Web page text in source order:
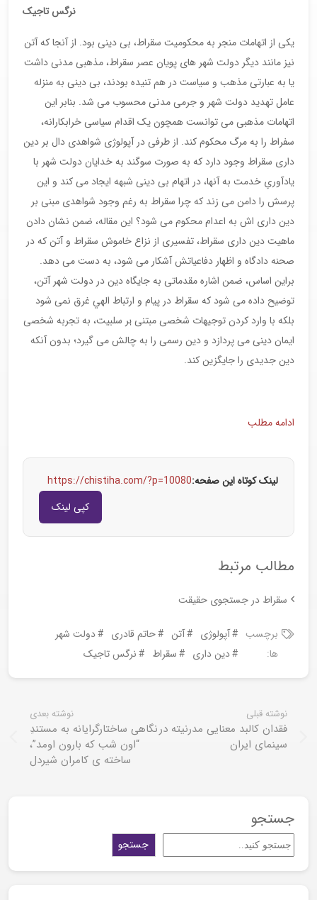
نرگس تاجیک
یکی از اتهامات منجر به محکومیت سقراط، بی دینی بود. از آنجا که آتن
نیز مانند دیگر دولت شهر های پویان عصر سقراط، مذهبی مدنی داشت
یا به عبارتی مذهب و سیاست در هم تنیده بودند، بی دینی به منزله
عامل تهدید دولت شهر و جرمی مدنی محسوب می شد. بنابر این
اتهامات مذهبی می توانست همچون یک اقدام سیاسی خرابکارانه،
سفراط را به مرگ محکوم کند. از طرفی در آپولوژی شواهدی دال بر دین
داری سقراط وجود دارد که به صورت سوگند به خدایان دولت شهر با
یادآوریِ خدمت به آنها، در اتهام بی دینی شبهه ایجاد می کند و این
پرسش را دامن می زند که چرا سقراط به رغم وجود شواهدی مبنی بر
دین داری اش به اعدام محکوم می شود؟ این مقاله، ضمن نشان دادن
ماهیت دین داری سقراط، تفسیری از نزاع خاموش سقراط و آتن که در
صحنه دادگاه و اظهار دفاعیاتش آشکار می شود، به دست می دهد.
براین اساس، ضمن اشاره مقدماتی به جایگاه دین در دولت شهر آتن،
توضیح داده می شود که سقراط در پیام و ارتباط الهي غرق نمی شود
بلکه با وارد کردن توجيهات شخصی مبتنی ہر سلبيت، به تجربه شخصی
ایمان دینی می پردازد و دین رسمی را به چالش می گیرد؛ بدون آنکه
دین جدیدی را جایگزین کند.
ادامه مطلب
لینک کوتاه این صفحه:https://chistiha.com/?p=10080
کپی لینک
مطالب مرتبط
سقراط در جست‏جوى حقيقت
برچسب
ها:
آپولوژی آتن حاتم قادری
دولت شهر
دین داری
سقراط نرگس تاجیک
نوشته قبلی
فقدان کالبد معنایی مدرنیته در
سینمای ایران
نوشته بعدی
نگاهی ساختارگرایانه به مستندِ
“اون شب که بارون اومد”،
ساخته ی کامران شیردل
جستجو
جستجو